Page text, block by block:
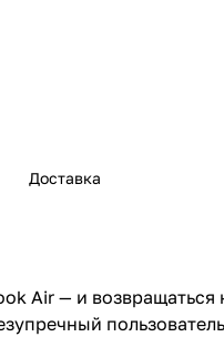
Доставка
Air — и